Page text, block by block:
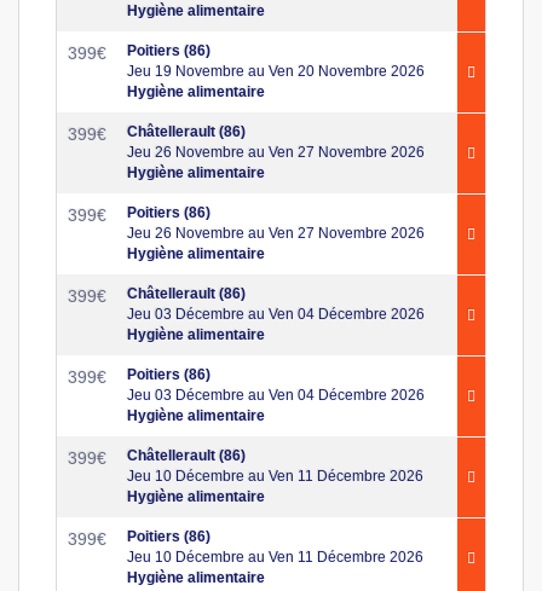
Hygiène alimentaire
399€
Poitiers (86)
Jeu 19 Novembre au Ven 20 Novembre 2026
Hygiène alimentaire
399€
Châtellerault (86)
Jeu 26 Novembre au Ven 27 Novembre 2026
Hygiène alimentaire
399€
Poitiers (86)
Jeu 26 Novembre au Ven 27 Novembre 2026
Hygiène alimentaire
399€
Châtellerault (86)
Jeu 03 Décembre au Ven 04 Décembre 2026
Hygiène alimentaire
399€
Poitiers (86)
Jeu 03 Décembre au Ven 04 Décembre 2026
Hygiène alimentaire
399€
Châtellerault (86)
Jeu 10 Décembre au Ven 11 Décembre 2026
Hygiène alimentaire
399€
Poitiers (86)
Jeu 10 Décembre au Ven 11 Décembre 2026
Hygiène alimentaire